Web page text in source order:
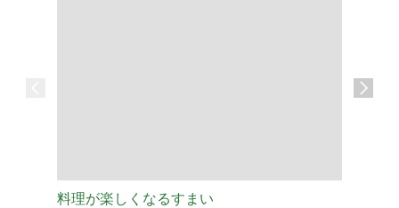
料理が楽しくなるすまい